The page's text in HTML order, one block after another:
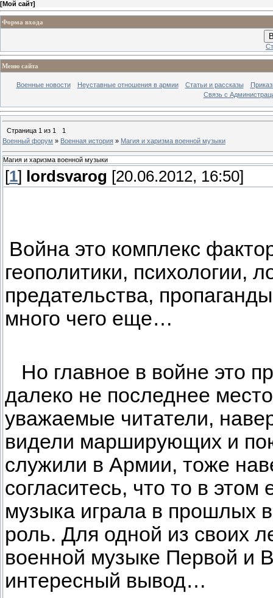
[Мой сайт]
Форма входа
Меню сайта
Военные новости Неуставные отношения в армии Статьи и рассказы
Связь с
Страница 1 из 1
1
Военный форум » Военная история » Магия и харизма военной музыки
Магия и харизма военной музыки
[1] lordsvarog [20.06.2012, 16:50]
Война это комплекс
геополитики, психологии,
предательства,
много чего еще…
Но главное в войне это
далеко не последнее
уважаемые читатели,
видели марширующих и
служили в Армии, тоже
согласитесь, что то в
музыка играла в прошлых
роль. Для одной из своих
военной музыке Первой и
интересный вывод…